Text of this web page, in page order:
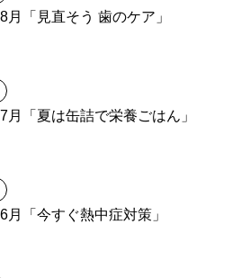
「見直そう 歯のケア」
「夏は缶詰で栄養ごはん」
「今すぐ熱中症対策」